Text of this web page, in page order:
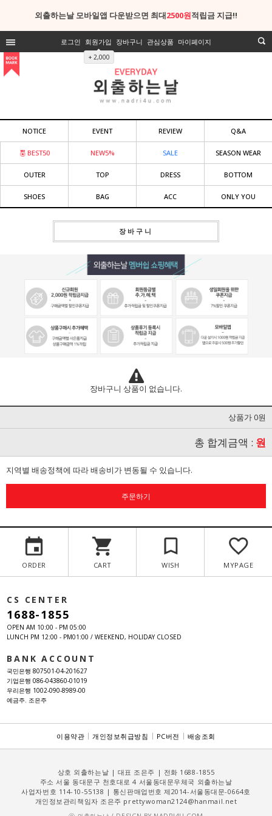
외출하는날 모바일앱 다운받으면 최대2500원적립금 지급!!
로그인 회원가입
+ 2,000
장바구니 관심상품 마이페이지
NOTICE EVENT REVIEW Q&A
BEST50 NEW5% SALE SEASON WEAR
OUTER TOP DRESS BOTTOM
SHOES BAG ACC ONLY YOU
장바구니
장바구니 상품이 없습니다.
상품가 0원
총 합계금액 : 원
지역별 배송정책에 따라 배송비가 변동될 수 있습니다.
주문하기
ORDER CART WISH MYPAGE
CS CENTER
1688-1855
OPEN AM 10:00 - PM 05:00
LUNCH PM 12:00 - PM01:00 / WEEKEND, HOLIDAY CLOSED
BANK ACCOUNT
국민은행 807501-04-201627
기업은행 086-043860-01019
우리은행 1002-090-8989-00
예금주. 조은주
이용약관 개인정보취급방침 PC버전 배송조회
상호 외출하는날 | 대표 조은주 | 전화 1688-1855
주소 서울 동대문구 천호대로 4 서울동대문우체국 외출하는날
사업자번호 114-10-55138 | 통신판매업번호 제2014-서울동대문-0664호
개인정보관리책임자 조은주 prettywoman2124@hanmail.net